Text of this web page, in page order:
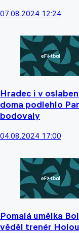
07.08.2024 12:24
Hradec i v
doma podlehlo
bodovaly
04.08.2024 17:00
Pomalá umělka
věděl trenér